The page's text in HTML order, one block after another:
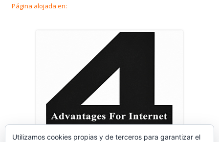
Página alojada en:
Utilizamos cookies propias y de terceros para garantizar el